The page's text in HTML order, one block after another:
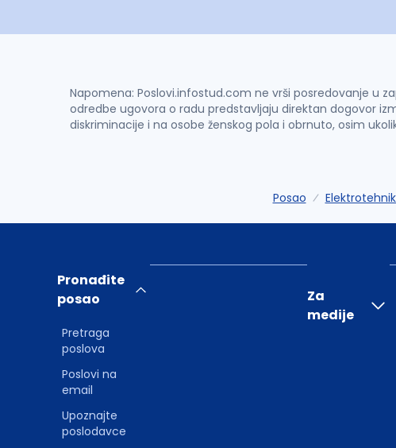
Napomena: Poslovi.infostud.com ne vrši posredovanje u
odredbe ugovora o radu predstavljaju direktan dogovor
diskriminacije i na osobe ženskog pola i obrnuto, osim
Posao
Pronađite
posao
Pretraga
poslova
Poslovi na
email
Upoznajte
poslodavce
Za
medije